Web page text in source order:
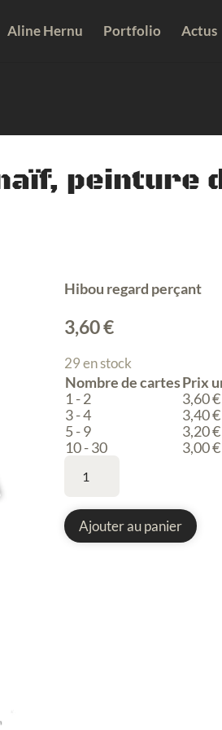
Aline Hernu Portfolio Actus
peinture
Hibou regard perçant
3,60€
29 en stock
Nombre de cartesPrix
1 - 2
3,60€
3 - 4
3,40€
5 - 9
3,20€
10 - 30
3,00€
Carte
postale,
Hibou,
Ajouter au panier